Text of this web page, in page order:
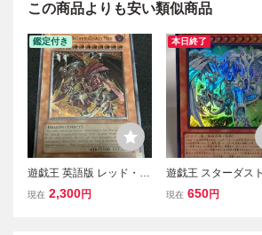
この商品よりも安い類似商品
鑑定付き
遊戯王 英語版 レッド・デ
ーモンズ・ドラゴン／バ
現在 2,300円
本日終了
遊戯王 スターダス
ラゴン/バスター ウ
現在 650円